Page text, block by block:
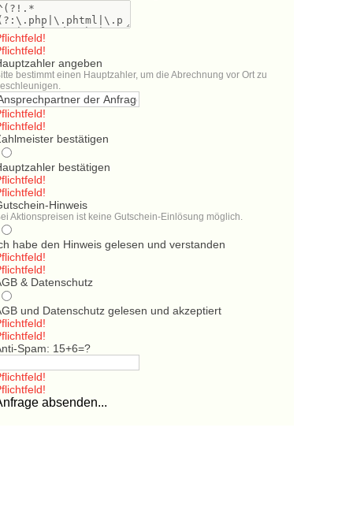
angeben
bestimmt einen Hauptzahler, um die Abrechnung vor Ort zu
bestätigen
bestätigen
Hinweis
Aktionspreisen ist keine Gutschein-Einlösung möglich.
habe den Hinweis gelesen und verstanden
& Datenschutz
und Datenschutz gelesen und akzeptiert
Spam: 15+6=?
absenden...